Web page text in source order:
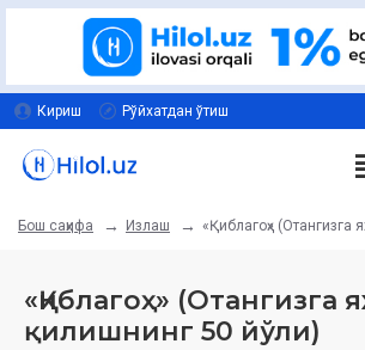
Кириш Рўйхатдан ўтиш
Бош саҳифа Излаш «Қиблагоҳ»
«Қиблагоҳ» (Отангизга
қилишнинг 50 йўли)